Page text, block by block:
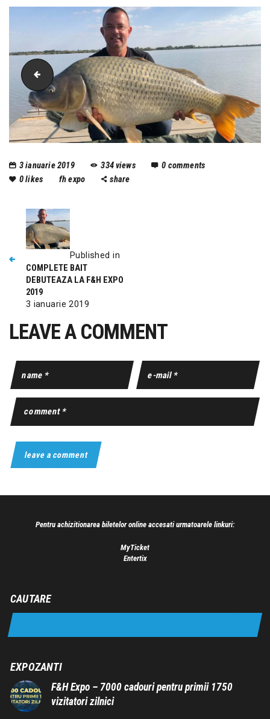
complete-bait
3 ianuarie 2019 334views 0 comments
0likes fh expo share
Published in
COMPLETE BAIT
DEBUTEAZA LA F&H EXPO
2019
3 ianuarie 2019
LEAVE A COMMENT
Pentru achizitionarea biletelor online accesati urmatoarele linkuri:
MyTicket
Entertix
CAUTARE
EXPOZANTI
F&H Expo – 7000 cadouri pentru primii 1750
vizitatori zilnici